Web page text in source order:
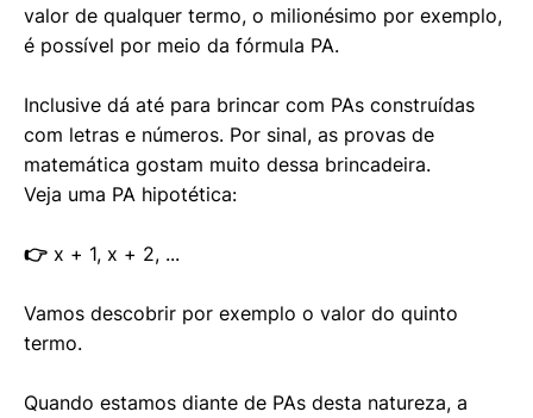
valor de qualquer termo, o milionésimo por exemplo,
é possível por meio da fórmula PA.
Inclusive dá até para brincar com PAs construídas
com letras e números. Por sinal, as provas de
matemática gostam muito dessa brincadeira.
Veja uma PA hipotética:
👉 x + 1, x + 2, ...
Vamos descobrir por exemplo o valor do quinto
termo.
Quando estamos diante de PAs desta natureza, a